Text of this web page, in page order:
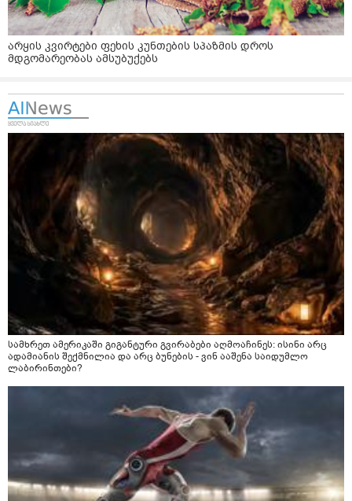
არყის კვირტები ფეხის კუნთების სპაზმის დროს
მდგომარეობას ამსუბუქებს
სამხრეთ ამერიკაში გიგანტური გვირაბები აღმოაჩინეს: ისინი არც
ადამიანის შექმნილია და არც ბუნების - ვინ ააშენა საიდუმლო
ლაბირინთები?